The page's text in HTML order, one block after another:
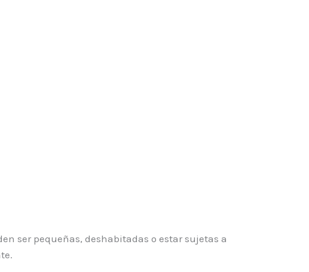
ser pequeñas, deshabitadas o estar sujetas a